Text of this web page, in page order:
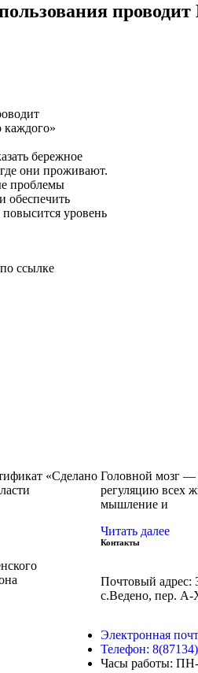
бережное
они проживают.
проблемы
обеспечить
уровень
ссылке
«Сделано Головной мозг —
регуляцию всех
мышление и
Читать далее
Контакты
Почтовый адрес:
с.Ведено, пер.
Электронная
Телефон:
Часы работы: